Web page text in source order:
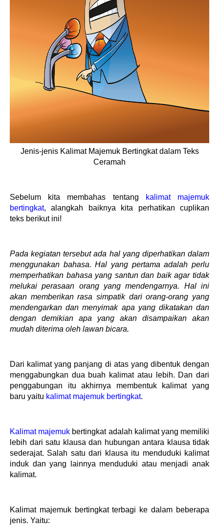
Jenis-jenis Kalimat Majemuk Bertingkat dalam Teks
Ceramah
Sebelum kita membahas tentang
kalimat majemuk
bertingkat, alangkah baiknya kita perhatikan cuplikan
teks berikut ini!
Pada kegiatan tersebut ada hal yang diperhatikan dalam
menggunakan bahasa. Hal yang pertama adalah perlu
memperhatikan bahasa yang santun dan baik agar tidak
melukai perasaan orang yang mendengarnya. Hal ini
akan memberikan rasa simpatik dari orang-orang yang
mendengarkan dan menyimak apa yang dikatakan dan
dengan demikian apa yang akan disampaikan akan
mudah diterima oleh lawan bicara.
Dari kalimat yang panjang di atas yang dibentuk dengan
menggabungkan dua buah kalimat atau lebih. Dan dari
penggabungan itu akhirnya membentuk kalimat yang
baru yaitu kalimat majemuk bertingkat.
Kalimat majemuk bertingkat adalah kalimat yang memiliki
lebih dari satu klausa dan hubungan antara klausa tidak
sederajat. Salah satu dari klausa itu menduduki kalimat
induk dan yang lainnya menduduki atau menjadi anak
kalimat.
Kalimat majemuk bertingkat terbagi ke dalam beberapa
jenis. Yaitu: